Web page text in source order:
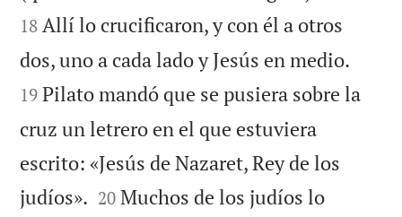
18 Allí lo crucificaron, y con él a otros
dos, uno a cada lado y Jesús en medio.
19 Pilato mandó que se pusiera sobre la
cruz un letrero en el que estuviera
escrito: «Jesús de Nazaret, Rey de los
judíos». 

20 Muchos de los judíos lo